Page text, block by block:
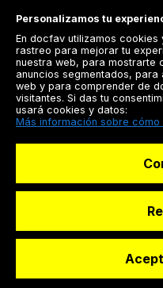
Docfav
©
Personalizamos tu
En docfav utilizamos
rastreo para mejorar tu
nuestra web, para mostrarte
anuncios segmentados,
web y para comprender de
visitantes. Si das tu
usará cookies y datos:
Más información sobre cómo